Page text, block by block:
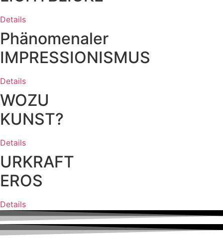
Details
Phänomenaler
IMPRESSIONISMUS
Details
WOZU
KUNST?
Details
URKRAFT
EROS
Details